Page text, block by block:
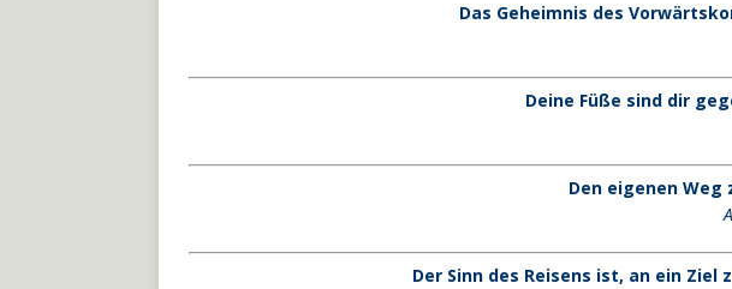
Das Geheimnis des
Deine Füße sind dir
Den eigenen
Der Sinn des Reisens ist, an ein